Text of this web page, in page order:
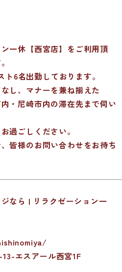
一休【西宮店】をご利用頂
6名出勤しております。
し、マナーを兼ね揃えた
・尼崎市内の滞在先まで伺い
過ごしください。
皆様のお問い合わせをお待ち
なら | リラクゼーション一
エスアール西宮1F